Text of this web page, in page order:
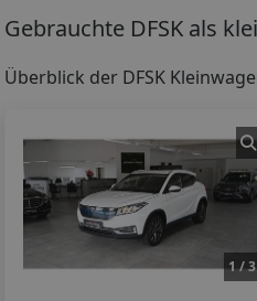
Gebrauchte DFSK als
Überblick der DFSK
1 / 3